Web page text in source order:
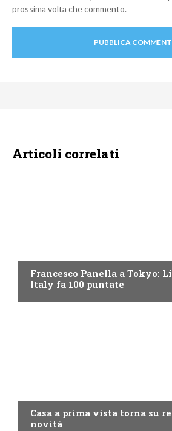
prossima volta che commento.
Articoli correlati
Francesco Panella a Tokyo:
Italy fa 100 puntate
Casa a prima vista torna su
novità